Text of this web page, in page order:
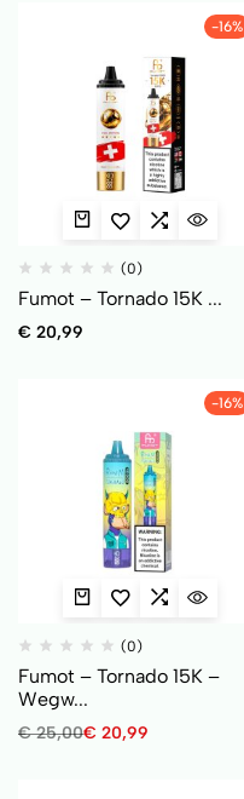
-16%
(0)
Fumot – Tornado 15K ...
€ 20,99
-16%
(0)
Fumot – Tornado 15K –
Wegw...
€25,00€ 20,99